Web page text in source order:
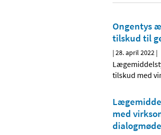
Ongentys
tilskud til
|28. april 2022 |
tilskud med
med